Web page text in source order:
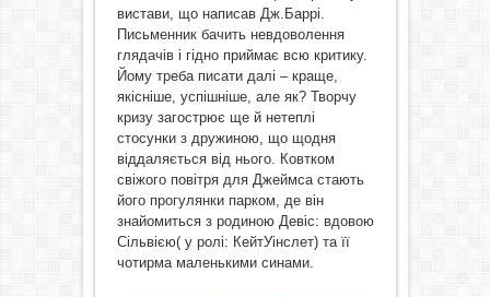
вистави, що написав Дж.Баррі.
Письменник бачить невдоволення
глядачів і гідно приймає всю критику.
Йому треба писати далі – краще,
якісніше, успішніше, але як? Творчу
кризу загострює ще й нетеплі
стосунки з дружиною, що щодня
віддаляється від нього. Ковтком
свіжого повітря для Джеймса стають
його прогулянки парком, де він
знайомиться з родиною Девіс: вдовою
Сільвією( у ролі: КейтУінслет) та її
чотирма маленькими синами.